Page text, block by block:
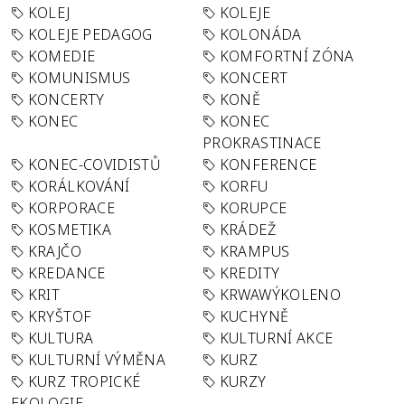
KOLEJ
KOLEJE
KOLEJE PEDAGOG
KOLONÁDA
KOMEDIE
KOMFORTNÍ ZÓNA
KOMUNISMUS
KONCERT
KONCERTY
KONĚ
KONEC
KONEC
PROKRASTINACE
KONEC-COVIDISTŮ
KONFERENCE
KORÁLKOVÁNÍ
KORFU
KORPORACE
KORUPCE
KOSMETIKA
KRÁDEŽ
KRAJČO
KRAMPUS
KREDANCE
KREDITY
KRIT
KRWAWÝKOLENO
KRYŠTOF
KUCHYNĚ
KULTURA
KULTURNÍ AKCE
KULTURNÍ VÝMĚNA
KURZ
KURZ TROPICKÉ
KURZY